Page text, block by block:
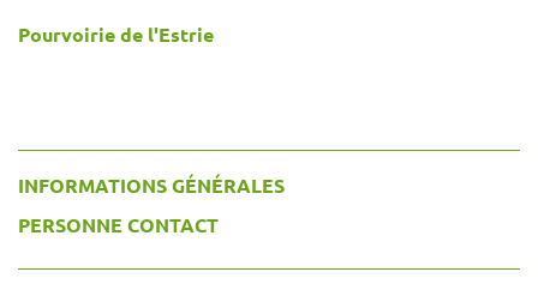
Pourvoirie de l'Estrie
INFORMATIONS GÉNÉRALES
PERSONNE CONTACT